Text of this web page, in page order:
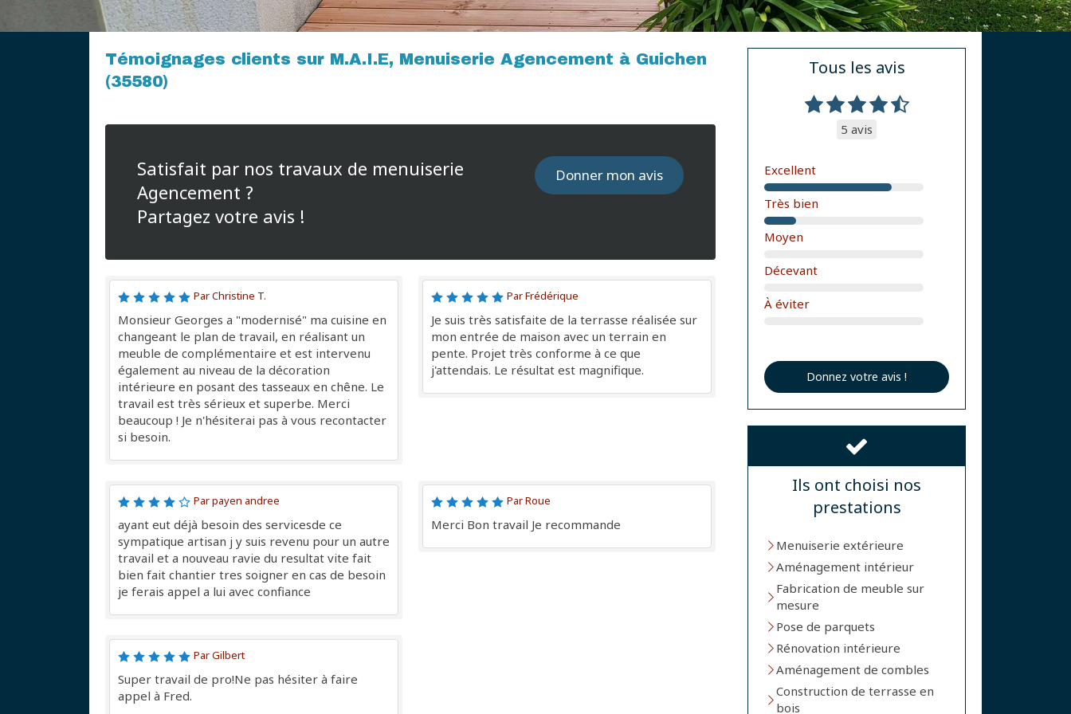
Témoignages clients sur M.A.I.E, Menuiserie Agencement à Guichen
(35580)
Satisfait par nos travaux de menuiserie
Agencement ?
Partagez votre avis !
Donner mon avis
Par Christine T.
Monsieur Georges a "modernisé" ma cuisine en
changeant le plan de travail, en réalisant un
meuble de complémentaire et est intervenu
également au niveau de la décoration
intérieure en posant des tasseaux en chêne. Le
travail est très sérieux et superbe. Merci
beaucoup ! Je n'hésiterai pas à vous recontacter
si besoin.
Par Frédérique
Je suis très satisfaite de la terrasse réalisée sur
mon entrée de maison avec un terrain en
pente. Projet très conforme à ce que
j'attendais. Le résultat est magnifique.
Par payen andree
ayant eut déjà besoin des servicesde ce
sympatique artisan j y suis revenu pour un autre
travail et a nouveau ravie du resultat vite fait
bien fait chantier tres soigner en cas de besoin
je ferais appel a lui avec confiance
Par Roue
Merci Bon travail Je recommande
Par Gilbert
Super travail de pro!Ne pas hésiter à faire
appel à Fred.
Tous les avis
5 avis
Excellent
Très bien
Moyen
Décevant
À éviter
Donnez votre avis !
Ils ont choisi nos
prestations
Menuiserie extérieure
Aménagement intérieur
Fabrication de meuble sur
mesure
Pose de parquets
Rénovation intérieure
Aménagement de combles
Construction de terrasse en
bois